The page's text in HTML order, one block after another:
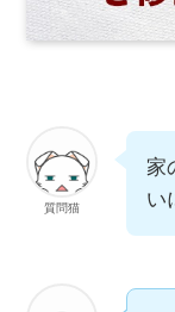
質問猫
家
い